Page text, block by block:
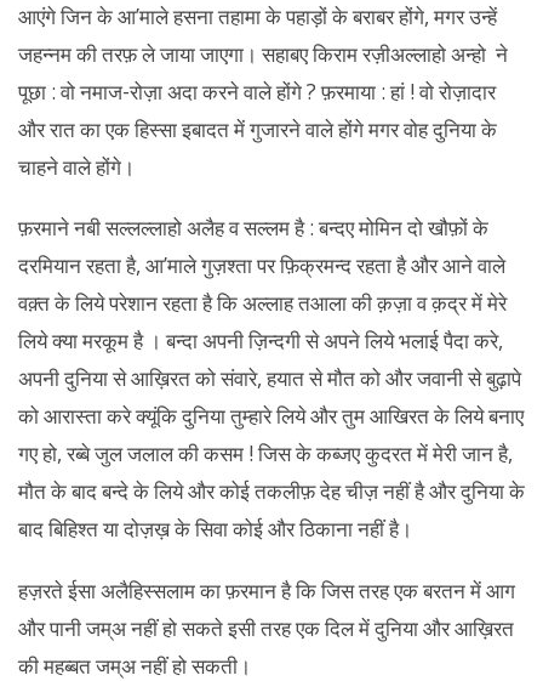
आएंगे जिन के आ’माले हसना तहामा के पहाड़ों के बराबर होंगे, मगर उन्हें
जहन्नम की तरफ़ ले जाया जाएगा। सहाबए किराम रज़ीअल्लाहो अन्हो ने
पूछा : वो नमाज-रोज़ा अदा करने वाले होंगे ? फ़रमाया : हां ! वो रोज़ादार
और रात का एक हिस्सा इबादत में गुजारने वाले होंगे मगर वोह दुनिया के
चाहने वाले होंगे।
फ़रमाने नबी सल्लल्लाहो अलैह व सल्लम है : बन्दए मोमिन दो खौफ़ों के
दरमियान रहता है, आ’माले गुज़श्ता पर फ़िक्रमन्द रहता है और आने वाले
वक़्त के लिये परेशान रहता है कि अल्लाह तआला की क़ज़ा व क़द्र में मेरे
लिये क्या मरकूम है । बन्दा अपनी ज़िन्दगी से अपने लिये भलाई पैदा करे,
अपनी दुनिया से आख़िरत को संवारे, हयात से मौत को और जवानी से बुढ़ापे
को आरास्ता करे क्यूंकि दुनिया तुम्हारे लिये और तुम आखिरत के लिये बनाए
गए हो, रब्बे जुल जलाल की कसम ! जिस के कब्जए कुदरत में मेरी जान है,
मौत के बाद बन्दे के लिये और कोई तकलीफ़ देह चीज़ नहीं है और दुनिया के
बाद बिहिश्त या दोज़ख़ के सिवा कोई और ठिकाना नहीं है।
हज़रते ईसा अलैहिस्सलाम का फ़रमान है कि जिस तरह एक बरतन में आग
और पानी जम्अ नहीं हो सकते इसी तरह एक दिल में दुनिया और आख़िरत
की महब्बत जम्अ नहीं हो सकती।